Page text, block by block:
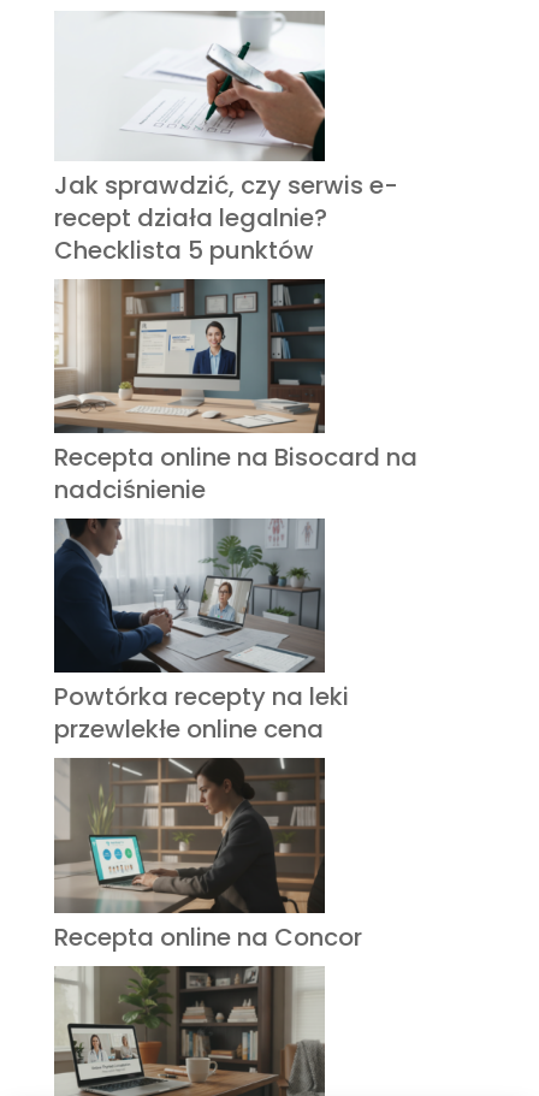
Jak sprawdzić, czy serwis e-
recept działa legalnie?
Checklista 5 punktów
Recepta online na Bisocard na
nadciśnienie
Powtórka recepty na leki
przewlekłe online cena
Recepta online na Concor